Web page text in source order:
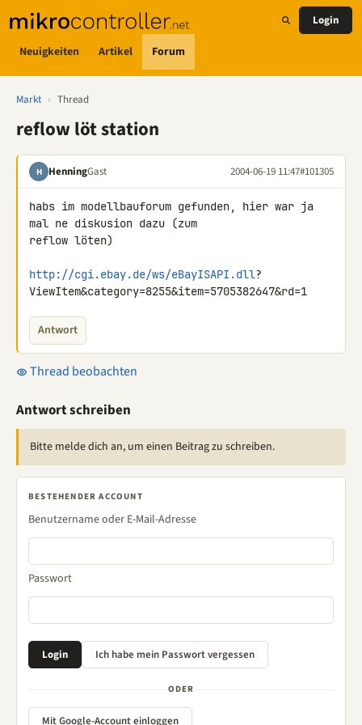
Neuigkeiten Artikel Forum
Login
Markt › Thread
reflow löt station
H HenningGast 2004-06-19 11:47#101305
habs im modellbauforum gefunden, hier war ja
mal ne diskusion dazu (zum
reflow löten)
http://cgi.ebay.de/ws/eBayISAPI.dll?
ViewItem&category=8255&item=5705382647&rd=1
Antwort
Thread beobachten
Antwort schreiben
Bitte melde dich an, um einen Beitrag zu schreiben.
BESTEHENDER ACCOUNT
Benutzername oder E-Mail-Adresse
Passwort
ODER
Mit Google-Account einloggen